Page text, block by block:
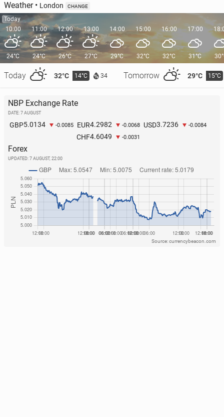
Weather• London CHANGE
Today
10:00
24°C
Today 32°C 14°C 34 Tomorrow 29°C 15°C
11:00
24°C
12:00
26°C
13:00
27°C
14:00
29°C
15:00
32°C
16:00
32°C
17:00
31°C
NBP Exchange Rate
DATE: 7 AUGUST
GBP5.0134 -0.0085 EUR4.2982 -0.0068 USD3.7236 -0.0084
CHF4.6049 -0.0031
Forex
UPDATED: 7 AUGUST, 22:00
Source: currencybeacon.com